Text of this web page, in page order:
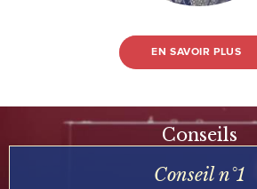
EN SAVOIR PLUS
Conseils
Conseil n°1